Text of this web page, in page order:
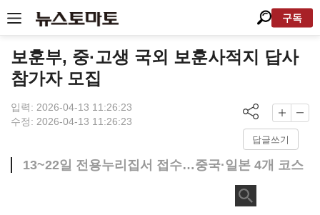
구독
보훈부, 중·고생 국외 보훈사적지 답사
참가자 모집
입력: 2026-04-13 11:26:23
수정: 2026-04-13 11:26:23
답글쓰기
13~22일 전용누리집서 접수…중국·일본 4개 코스